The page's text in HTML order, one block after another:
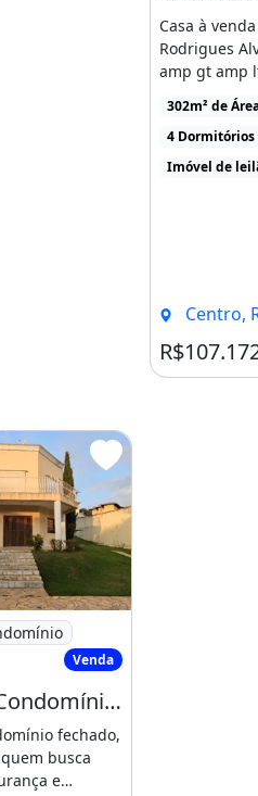
Casa à
Rodrigues
amp gt amp
Rio Branco,
302m² de
4 Dormitórios
Imóvel de
Centro,
em Condomínio para Venda
Venda
Casa em Condomínio para Venda em Atibaia. Condomínio Parque das Garças I - Atibaia
fechado,
busca
e